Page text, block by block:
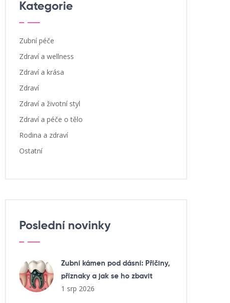
Kategorie
Zubní péče
Zdraví a wellness
Zdraví a krása
Zdraví
Zdraví a životní styl
Zdraví a péče o tělo
Rodina a zdraví
Ostatní
Poslední novinky
Zubní kámen pod dásní: Příčiny,
příznaky a jak se ho zbavit
1 srp 2026